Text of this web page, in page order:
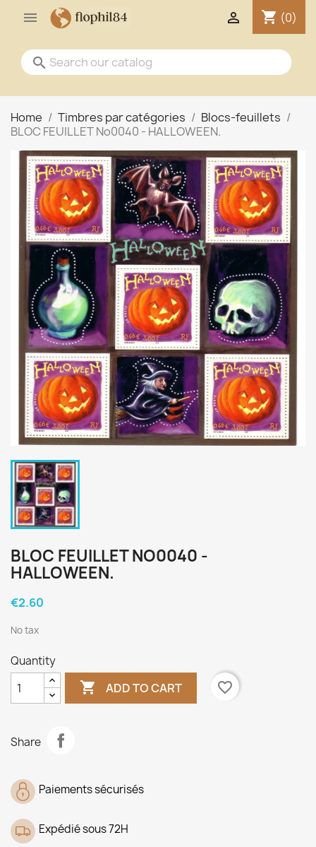
 shopping_cart (0)

search
Home Timbres par catégories
Blocs-feuillets
BLOC FEUILLET No0040 - HALLOWEEN.
BLOC FEUILLET NO0040 -
HALLOWEEN.
€2.60
No tax
Quantity
 ADD TO CART favorite_border
Share
Paiements sécurisés
Expédié sous 72H